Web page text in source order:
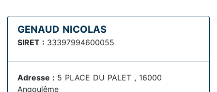
GENAUD NICOLAS
SIRET : 33397994600055
Adresse : 5 PLACE DU PALET , 16000
Angoulême